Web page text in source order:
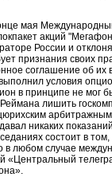
мая
акций
России и
признания своих
соглашение об
условия
в принципе не мог
лишить
никаких
состоит в
в любом случае
«Центральный